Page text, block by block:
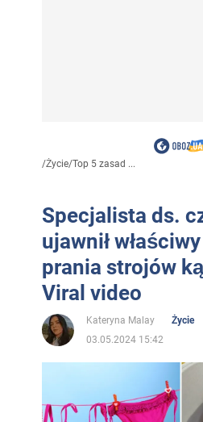
/Życie/Top 5 zasad ...
Specjalista ds.
ujawnił
prania strojów
Viral video
Kateryna Malay
Życie
03.05.2024 15:42